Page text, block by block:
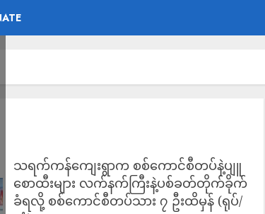
သရက်ကန်ကျေးရွာက စစ်ကောင်စီတပ်နဲ့ပျူ
စောထီးများ လက်နက်ကြီးနဲ့ပစ်ခတ်တိုက်ခိုက်
ခံရလို့ စစ်ကောင်စီတပ်သား ၇ ဦးထိမှန် (ရုပ်/